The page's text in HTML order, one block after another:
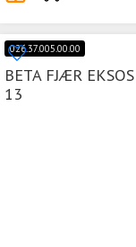
026.37.005.00.00
BETA FJÆR
13